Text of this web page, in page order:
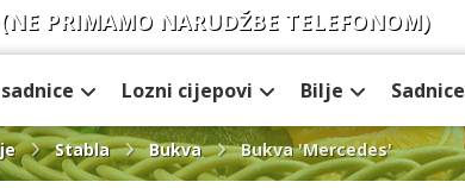
(NE PRIMAMO NARUDŽBE TELEFONOM)
Lozni cijepovi Bilje Sadnice
Stabla Bukva Bukva 'Mercedes'